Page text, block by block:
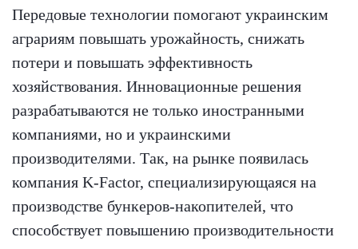
Передовые технологии помогают украинским
аграриям повышать урожайность, снижать
потери и повышать эффективность
хозяйствования. Инновационные решения
разрабатываются не только иностранными
компаниями, но и украинскими
производителями. Так, на рынке появилась
компания K-Factor, специализирующаяся на
производстве бункеров-накопителей, что
способствует повышению производительности